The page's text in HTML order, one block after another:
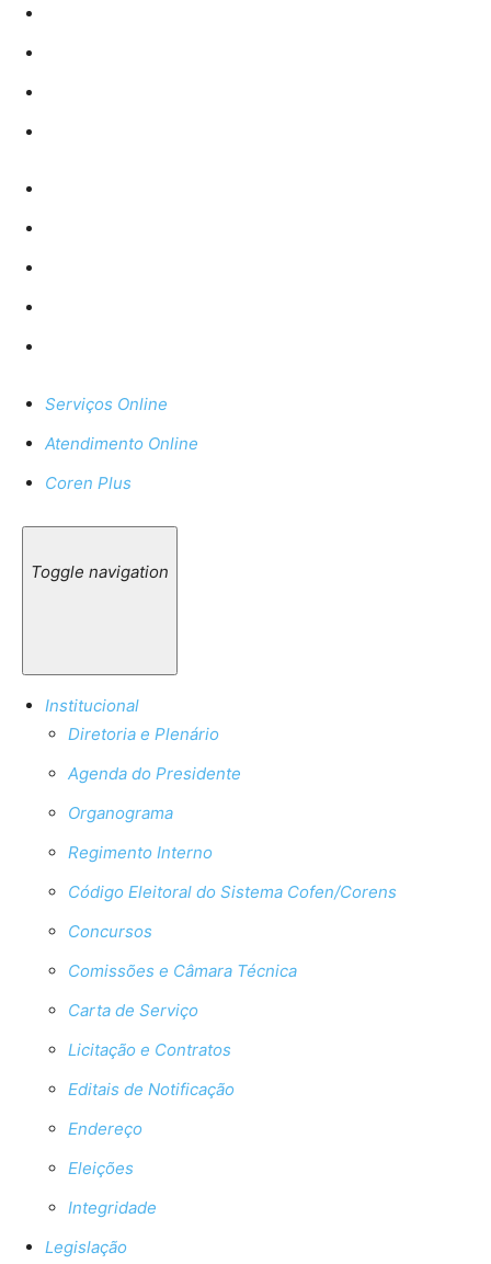
Serviços Online
Atendimento Online
Coren Plus
Toggle navigation
Institucional
Diretoria e Plenário
Agenda do Presidente
Organograma
Regimento Interno
Código Eleitoral do Sistema Cofen/Corens
Concursos
Comissões e Câmara Técnica
Carta de Serviço
Licitação e Contratos
Editais de Notificação
Endereço
Eleições
Integridade
Legislação